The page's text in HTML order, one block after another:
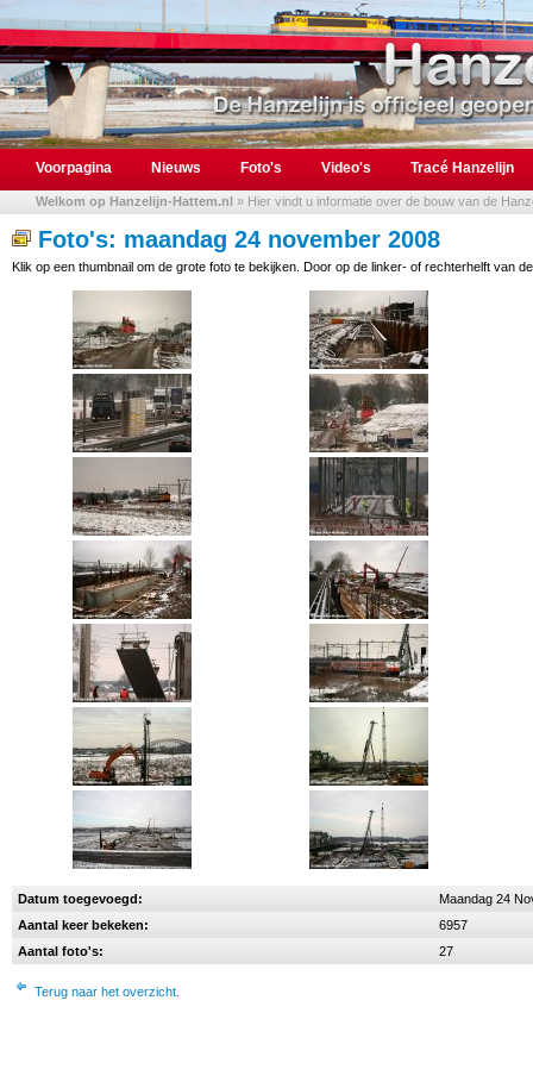
Voorpagina Nieuws Foto's Video's Tracé Hanzelijn
Welkom op Hanzelijn-Hattem.nl » Hier vindt u informatie over de bouw van de
Foto's: maandag 24 november 2008
Klik op een thumbnail om de grote foto te bekijken. Door op de linker- of rechterhelft van
Datum toegevoegd:
Maandag 24
Aantal keer bekeken:
6957
Aantal foto's:
27
Terug naar het overzicht.